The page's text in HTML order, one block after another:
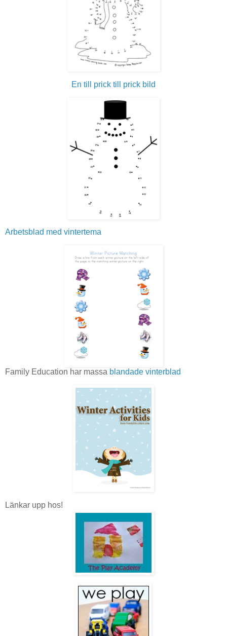
En till prick till prick bild
Arbetsblad med vintertema
Family Education har massa blandade vinterblad
Länkar upp hos!